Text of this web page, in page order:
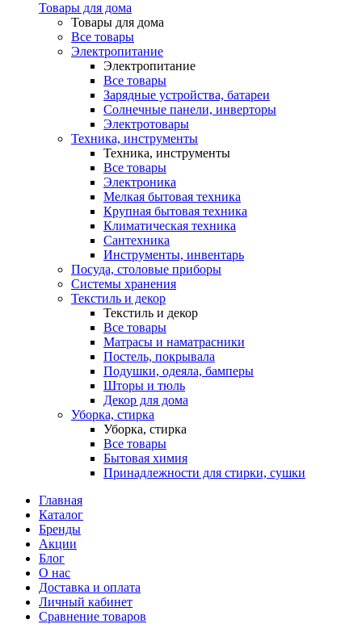
Товары для дома
Товары для дома
Все товары
Электропитание
Электропитание
Все товары
Зарядные устройства, батареи
Солнечные панели, инверторы
Электротовары
Техника, инструменты
Техника, инструменты
Все товары
Электроника
Мелкая бытовая техника
Крупная бытовая техника
Климатическая техника
Сантехника
Инструменты, инвентарь
Посуда, столовые приборы
Системы хранения
Текстиль и декор
Текстиль и декор
Все товары
Матрасы и наматрасники
Постель, покрывала
Подушки, одеяла, бамперы
Шторы и тюль
Декор для дома
Уборка, стирка
Уборка, стирка
Все товары
Бытовая химия
Принадлежности для стирки, сушки
Главная
Каталог
Бренды
Акции
Блог
О нас
Доставка и оплата
Личный кабинет
Сравнение товаров